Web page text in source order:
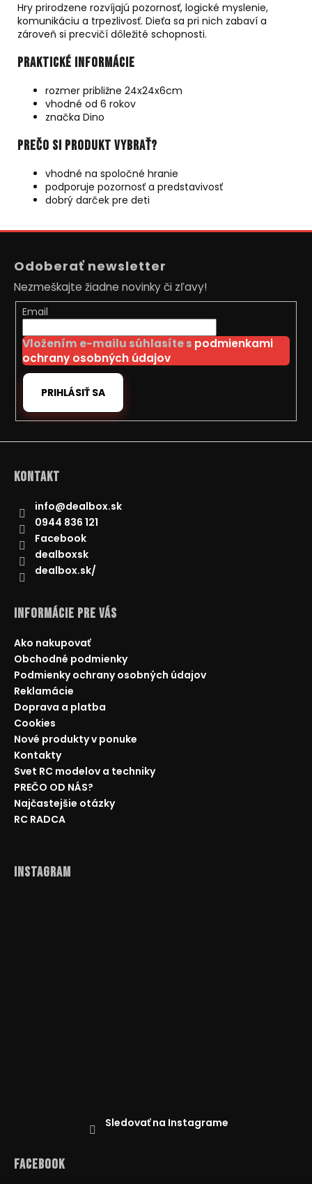
Hry prirodzene rozvíjajú pozornosť, logické myslenie,
komunikáciu a trpezlivosť. Dieťa sa pri nich zabaví a
zároveň si precvičí dôležité schopnosti.
Praktické informácie
rozmer približne 24x24x6cm
vhodné od 6 rokov
značka Dino
Prečo si produkt vybrať?
vhodné na spoločné hranie
podporuje pozornosť a predstavivosť
dobrý darček pre deti
Odoberať newsletter
Nezmeškajte žiadne novinky či zľavy!
Email
Vložením e-mailu súhlasíte s podmienkami
ochrany osobných údajov
PRIHLÁSIŤ SA
Kontakt
info@dealbox.sk
0944 836 121
Facebook
dealboxsk
dealbox.sk/
Informácie pre Vás
Ako nakupovať
Obchodné podmienky
Podmienky ochrany osobných údajov
Reklamácie
Doprava a platba
Cookies
Nové produkty v ponuke
Kontakty
Svet RC modelov a techniky
PREČO OD NÁS?
Najčastejšie otázky
RC RADCA
Instagram
Sledovať na Instagrame
Facebook